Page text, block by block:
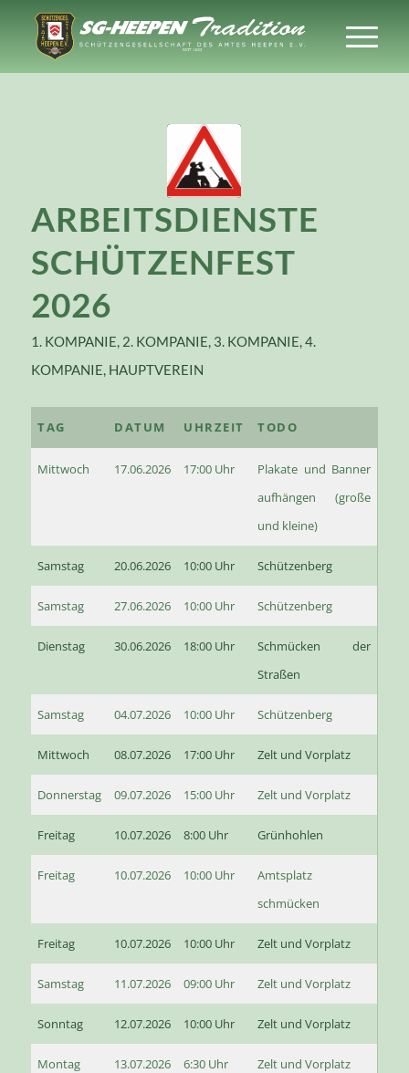
ARBEITSDIENSTE
SCHÜTZENFEST
2026
1. KOMPANIE, 2. KOMPANIE, 3. KOMPANIE,4.
KOMPANIE, HAUPTVEREIN
TAG DATUM UHRZEIT TODO
Mittwoch 17.06.2026 17:00 Uhr
Plakate und Banner
aufhängen (große
und kleine)
Samstag 20.06.2026 10:00 Uhr Schützenberg
Samstag 27.06.2026 10:00 Uhr Schützenberg
Dienstag 30.06.2026 18:00 Uhr
Schmücken der
Straßen
Samstag 04.07.2026 10:00 Uhr Schützenberg
Mittwoch 08.07.2026 17:00 Uhr Zelt und Vorplatz
Donnerstag 09.07.2026 15:00 Uhr Zelt und Vorplatz
Freitag 10.07.2026 8:00 Uhr Grünhohlen
Freitag 10.07.2026 10:00 Uhr
Amtsplatz
schmücken
Freitag 10.07.2026 10:00 Uhr Zelt und Vorplatz
Samstag 11.07.2026 09:00 Uhr Zelt und Vorplatz
Sonntag 12.07.2026 10:00 Uhr Zelt und Vorplatz
Montag 13.07.2026 6:30 Uhr Zelt und Vorplatz